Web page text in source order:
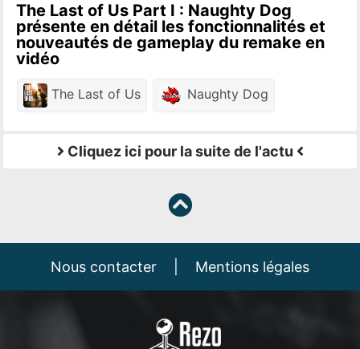
The Last of Us Part I : Naughty Dog
présente en détail les fonctionnalités et
nouveautés de gameplay du remake en
vidéo
The Last of Us Naughty Dog
Cliquez ici pour la suite de l'actu
Nous contacter Mentions légales